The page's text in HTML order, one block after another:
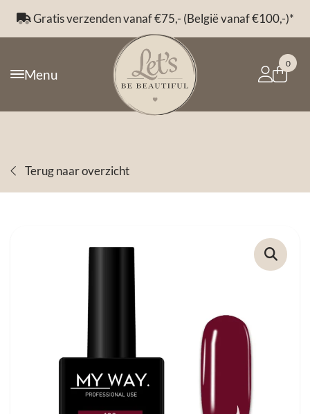
Gratis verzenden vanaf €75,- (België vanaf €100,-)*
Menu
0
Terug naar overzicht